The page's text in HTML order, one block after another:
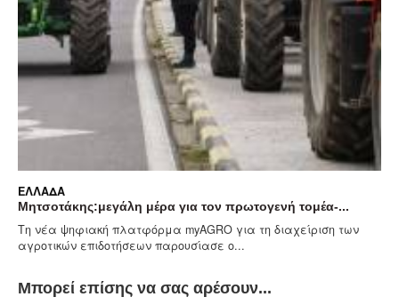
τομέα-...
διαχείριση των
Αίθριος σήμερα ο καιρός με υψηλές
Γενικά αίθριος θα είναι ο καιρός σήμερα,
στο μεγαλύτερο μέρος της...
Μπορεί επίσης να σας αρέσουν...